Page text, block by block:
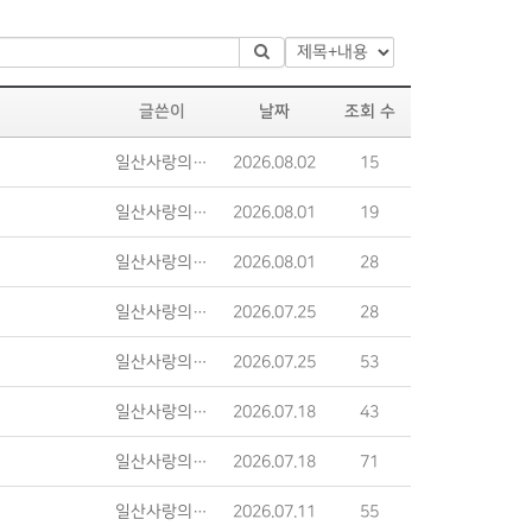
글쓴이 날짜 조회 수
일산사랑의교회 2026.08.02 15
일산사랑의교회 2026.08.01 19
일산사랑의교회 2026.08.01 28
일산사랑의교회 2026.07.25 28
일산사랑의교회 2026.07.25 53
일산사랑의교회 2026.07.18 43
일산사랑의교회 2026.07.18 71
일산사랑의교회 2026.07.11 55